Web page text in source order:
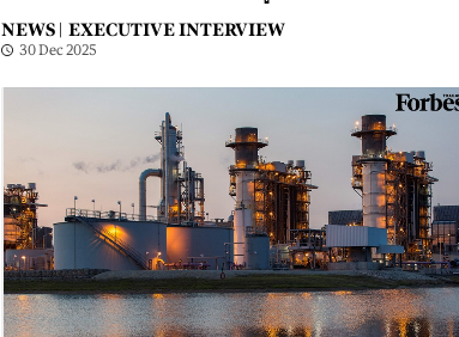
NEWS | EXECUTIVE INTERVIEW
30 Dec 2025